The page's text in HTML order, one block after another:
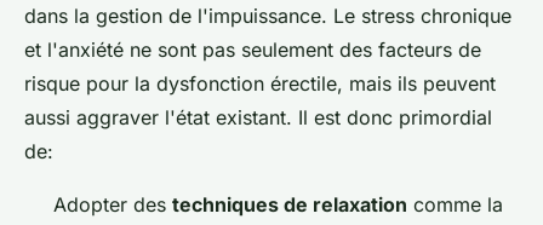
dans la gestion de l'impuissance. Le stress chronique
et l'anxiété ne sont pas seulement des facteurs de
risque pour la dysfonction érectile, mais ils peuvent
aussi aggraver l'état existant. Il est donc primordial
de:
Adopter des techniques de relaxation comme la